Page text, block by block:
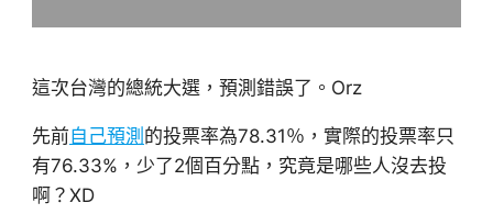
這次台灣的總統大選，預測錯誤了。Orz
先前自己預測 的投票率為78.31％，實際的投票率只
有76.33%，少了2個百分點，究竟是哪些人沒去投
啊？XD